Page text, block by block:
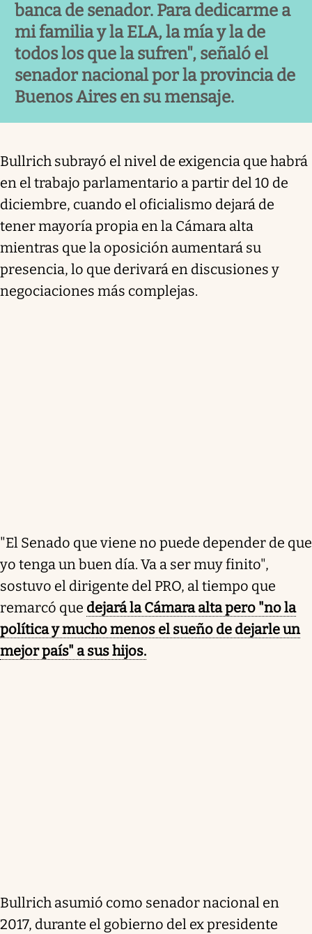
banca de senador. Para dedicarme a
mi familia y la ELA, la mía y la de
todos los que la sufren", señaló el
senador nacional por la provincia de
Buenos Aires en su mensaje.
Bullrich subrayó el nivel de exigencia que habrá
en el trabajo parlamentario a partir del 10 de
diciembre, cuando el oficialismo dejará de
tener mayoría propia en la Cámara alta
mientras que la oposición aumentará su
presencia, lo que derivará en discusiones y
negociaciones más complejas.
"El Senado que viene no puede depender de que
yo tenga un buen día. Va a ser muy finito",
sostuvo el dirigente del PRO, al tiempo que
remarcó que dejará la Cámara alta pero "no la
política y mucho menos el sueño de dejarle un
mejor país" a sus hijos.
Bullrich asumió como senador nacional en
2017, durante el gobierno del ex presidente